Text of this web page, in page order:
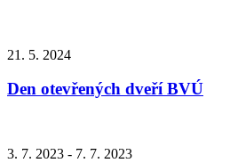
21. 5. 2024
Den otevřených dveří BVÚ
3. 7. 2023 - 7. 7. 2023